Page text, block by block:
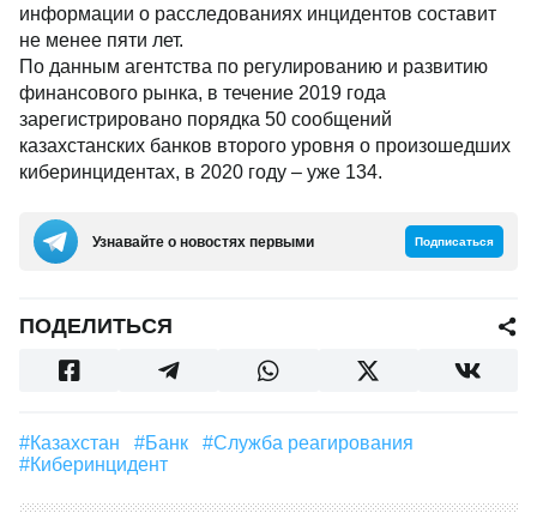
информации о расследованиях инцидентов составит
не менее пяти лет.
По данным агентства по регулированию и развитию
финансового рынка, в течение 2019 года
зарегистрировано порядка 50 сообщений
казахстанских банков второго уровня о произошедших
киберинцидентах, в 2020 году – уже 134.
Узнавайте о новостях первыми Подписаться
ПОДЕЛИТЬСЯ
#Казахстан #банк
#служба реагирования
#киберинцидент